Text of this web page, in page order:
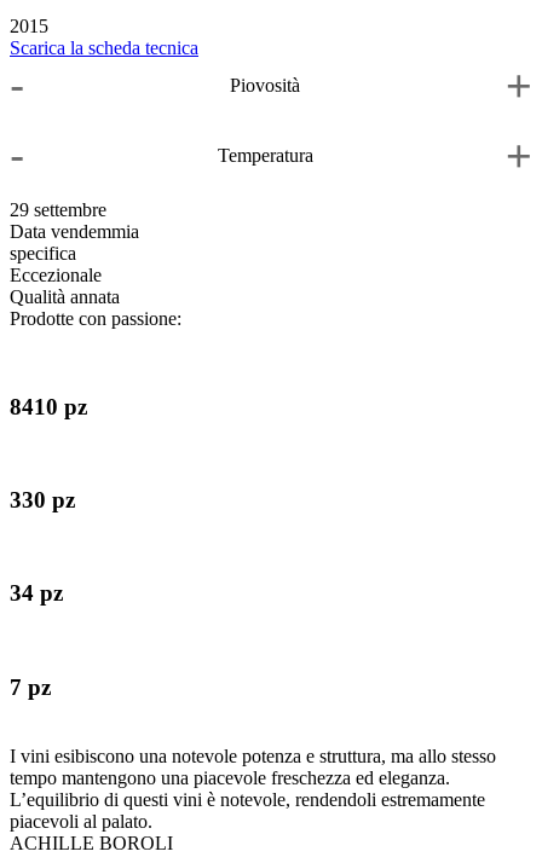
2015
Scarica la scheda tecnica
- Piovosità
+
-
Temperatura +
29 settembre
Data vendemmia
specifica
Eccezionale
Qualità annata
Prodotte con passione:
8410 pz
330 pz
34 pz
7 pz
I vini esibiscono una notevole potenza e struttura, ma allo stesso
tempo mantengono una piacevole freschezza ed eleganza.
L’equilibrio di questi vini è notevole, rendendoli estremamente
piacevoli al palato.
ACHILLE BOROLI